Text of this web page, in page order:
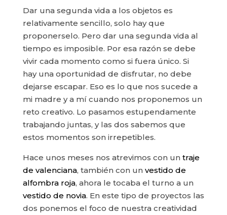
Dar una segunda vida a los objetos es
relativamente sencillo, solo hay que
proponerselo. Pero dar una segunda vida al
tiempo es imposible. Por esa razón se debe
vivir cada momento como si fuera único. Si
hay una oportunidad de disfrutar, no debe
dejarse escapar. Eso es lo que nos sucede a
mi madre y a mí cuando nos proponemos un
reto creativo. Lo pasamos estupendamente
trabajando juntas, y las dos sabemos que
estos momentos son irrepetibles.
Hace unos meses nos atrevimos con un traje
de valenciana, también con un vestido de
alfombra roja, ahora le tocaba el turno a un
vestido de novia. En este tipo de proyectos las
dos ponemos el foco de nuestra creatividad